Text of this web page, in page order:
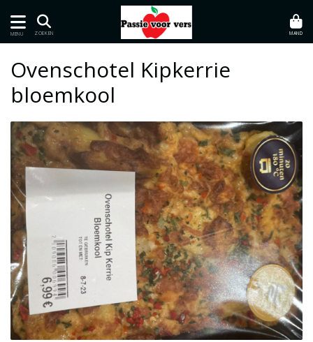
MENU ZOEKEN MAND
Ovenschotel Kipkerrie
bloemkool